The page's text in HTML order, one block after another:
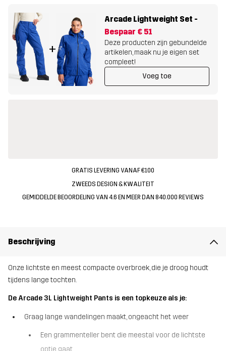
+
Arcade Lightweight Set -
Bespaar € 51
Deze producten zijn gebundelde
artikelen, maak nu je eigen set
compleet!
Voeg toe
GRATIS LEVERING VANAF €100
ZWEEDS DESIGN & KWALITEIT
GEMIDDELDE BEOORDELING VAN 4.6 EN MEER DAN 840.000 REVIEWS
Beschrijving
Onze lichtste en meest compacte overbroek, die je droog houdt
tijdens lange tochten.
De Arcade 3L Lightweight Pants is een topkeuze als je:
Graag lange wandelingen maakt, ongeacht het weer
Een grammenteller bent die meestal voor de lichtste
optie gaat